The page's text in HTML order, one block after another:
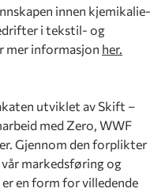
innen kjemikalie-
i tekstil- og
mer informasjon her.
utviklet av Skift –
med Zero, WWF
Gjennom den forplikter
markedsføring og
en form for villedende